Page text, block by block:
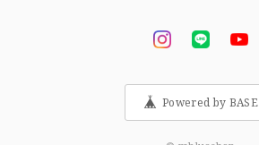
Powered by BASE